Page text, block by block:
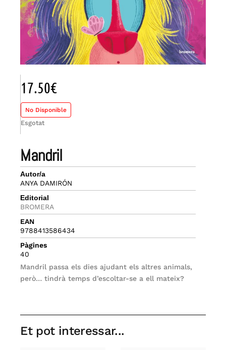
mandril
Autor/a
ANYA DAMIRÓN
Editorial
BROMERA
EAN
9788413586434
Pàgines
40
Mandril passa els dies ajudant els altres animals,
però… tindrà temps d’escoltar-se a ell mateix?
17.50€
No Disponible
Esgotat
Et pot interessar...